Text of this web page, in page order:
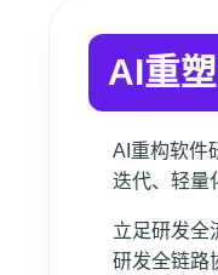
AI重
AI重构软件
迭代、轻量
立足研发全
研发全链路